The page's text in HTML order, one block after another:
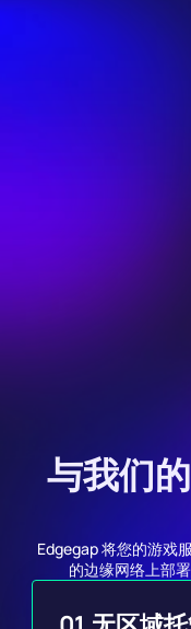
与我们
Edgegap 将您的游戏
的边缘网络上部